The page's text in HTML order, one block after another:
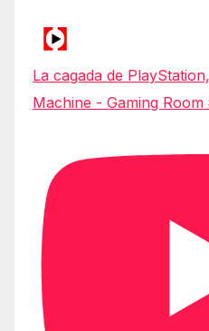
La cagada de
Machine - Gaming Room